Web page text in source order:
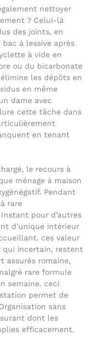
nettoyer
? Celui-là
des joints, en
à lessive après
à vide en
ou du bicarbonate
les dépôts en
en même
dame avec
cette tâche dans
en tenant
le recours à
ménage à maison
Pendant
rare
pour d’autres
d’unique intérieur
ces valeur
qui incertain, restent
assurés romaine,
rare formule
semaine. ceci
permet de
sans
dont les
efficacement.